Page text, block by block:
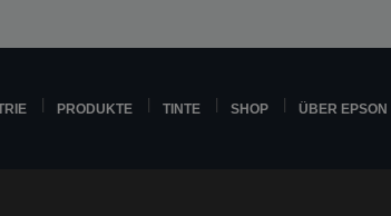
PRODUKTE TINTE SHOP ÜBER EPSON